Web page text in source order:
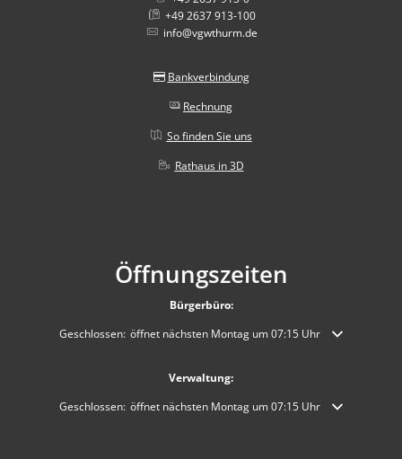
+49 2637 913-100
info@vgwthurm.de
Bankverbindung
Rechnung
So finden Sie uns
Rathaus in 3D
Öffnungszeiten
Bürgerbüro:
Klicken, um weitere Öffnungs- oder Schließzeiten auszublenden
Geschlossen: öffnet nächsten Montag um 07:15 Uhr
Verwaltung:
Klicken, um weitere Öffnungs- oder Schließzeiten auszublenden
Geschlossen: öffnet nächsten Montag um 07:15 Uhr